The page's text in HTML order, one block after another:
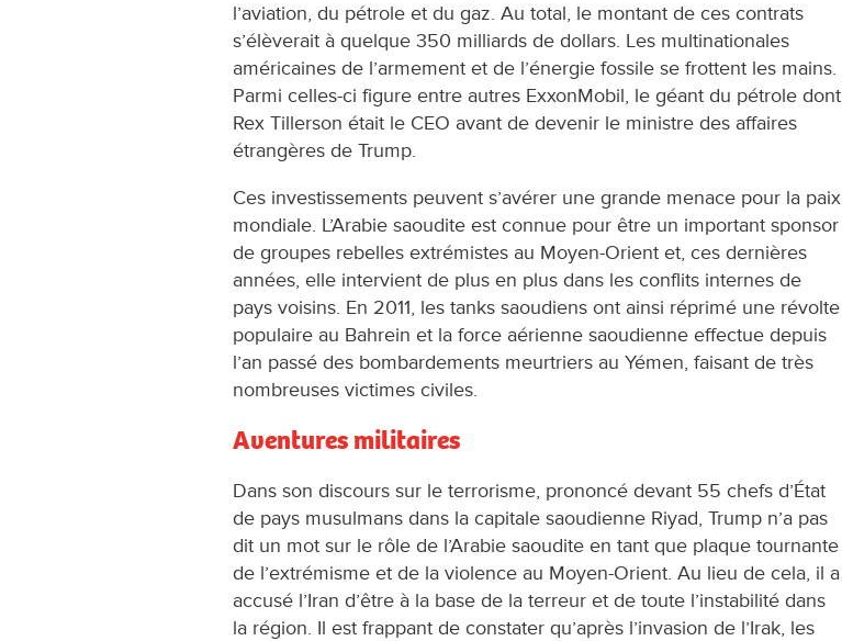
l’aviation, du pétrole et du gaz. Au total, le montant de ces contrats
s’élèverait à quelque 350 milliards de dollars. Les multinationales
américaines de l’armement et de l’énergie fossile se frottent les mains.
Parmi celles-ci figure entre autres ExxonMobil, le géant du pétrole dont
Rex Tillerson était le CEO avant de devenir le ministre des affaires
étrangères de Trump.
Ces investissements peuvent s’avérer une grande menace pour la paix
mondiale. L’Arabie saoudite est connue pour être un important sponsor
de groupes rebelles extrémistes au Moyen-Orient et, ces dernières
années, elle intervient de plus en plus dans les conflits internes de
pays voisins. En 2011, les tanks saoudiens ont ainsi réprimé une révolte
populaire au Bahrein et la force aérienne saoudienne effectue depuis
l’an passé des bombardements meurtriers au Yémen, faisant de très
nombreuses victimes civiles.
Aventures militaires
Dans son discours sur le terrorisme, prononcé devant 55 chefs d’État
de pays musulmans dans la capitale saoudienne Riyad, Trump n’a pas
dit un mot sur le rôle de l’Arabie saoudite en tant que plaque tournante
de l’extrémisme et de la violence au Moyen-Orient. Au lieu de cela, il a
accusé l’Iran d’être à la base de la terreur et de toute l’instabilité dans
la région. Il est frappant de constater qu’après l’invasion de l’Irak, les